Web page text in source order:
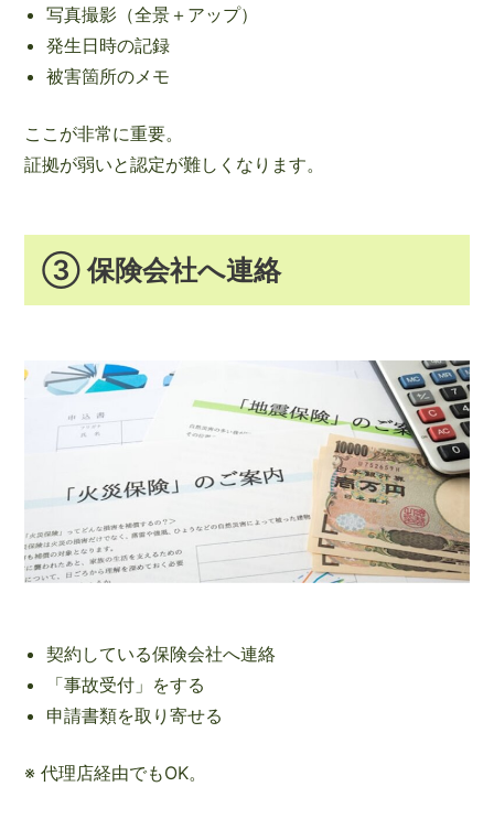
写真撮影（全景＋アップ）
発生日時の記録
被害箇所のメモ
ここが非常に重要。
証拠が弱いと認定が難しくなります。
③ 保険会社へ連絡
契約している保険会社へ連絡
「事故受付」をする
申請書類を取り寄せる
※ 代理店経由でもOK。